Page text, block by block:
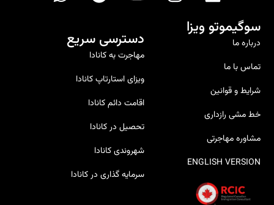
سوگیموتو ویزا
درباره ما
تماس با ما
شرایط و قوانین
خط‌ مشی رازداری
مشاوره مهاجرتی
ENGLISH VERSION
دسترسی سریع
مهاجرت به کانادا
ویزای استارتاپ کانادا
اقامت دائم کانادا
تحصیل در کانادا
شهروندی کانادا
سرمایه گذاری در کانادا